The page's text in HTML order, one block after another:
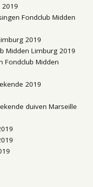
Fondclub Midden
2019
Midden Limburg 2019
Midden
2019
duiven Marseille